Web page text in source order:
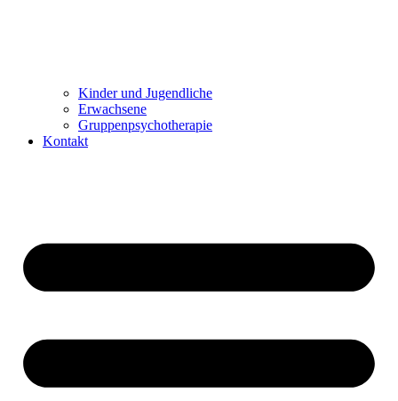
Kinder und Jugendliche
Erwachsene
Gruppenpsychotherapie
Kontakt